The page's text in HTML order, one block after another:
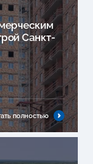
Санкт-
полностью